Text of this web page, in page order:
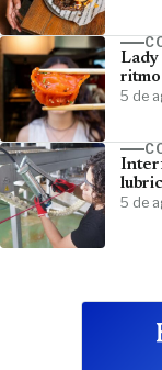
Lady
ritmo
5 de
5 de